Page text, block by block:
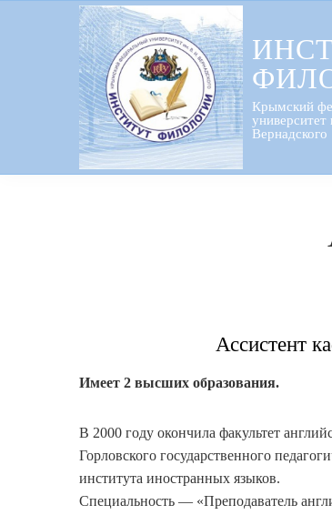
Крымский
Вернадского
Ассистент
Имеет 2 высших образования.
В 2000 году окончила факультет
Горловского государственного
института иностранных языков.
Специальность — «Преподаватель